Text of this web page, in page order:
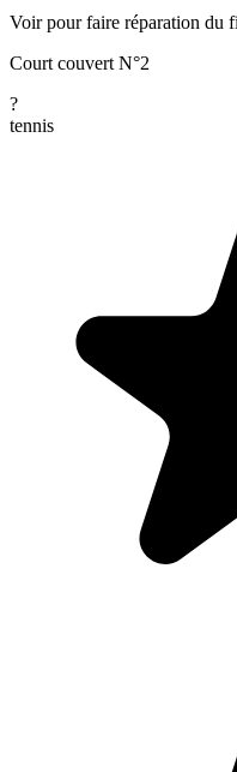
Voir pour faire réparation du
Court couvert N°2
?
tennis